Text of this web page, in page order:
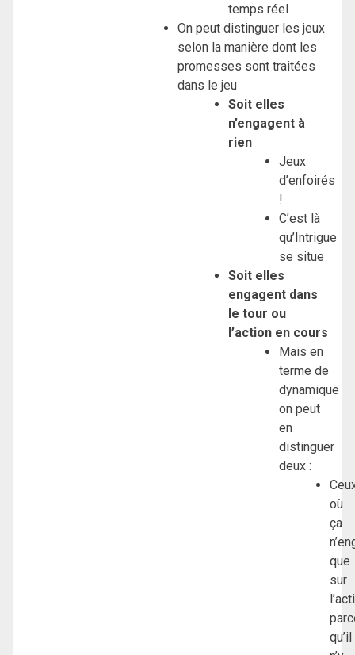
temps réel
On peut distinguer les jeux
selon la manière dont les
promesses sont traitées
dans le jeu
Soit elles
n’engagent à
rien
Jeux
d’enfoirés
!
C’est là
qu’Intrigue
se situe
Soit elles
engagent dans
le tour ou
l’action en cours
Mais en
terme de
dynamique
on peut
en
distinguer
deux :
où
ça
que
sur
qu’il